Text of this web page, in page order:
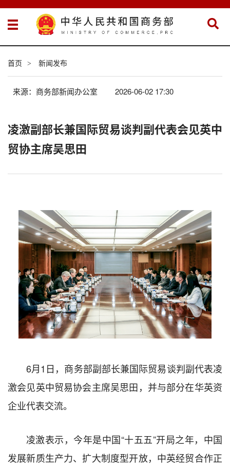
首页 > 新闻发布
来源：商务部新闻办公室 2026-06-02 17:30
凌激副部长兼国际贸易谈判副代表会见英中
贸协主席吴思田
6月1日，商务部副部长兼国际贸易谈判副代表凌
激会见英中贸易协会主席吴思田，并与部分在华英资
企业代表交流。
凌激表示，今年是中国“十五五”开局之年，中国
发展新质生产力、扩大制度型开放，中英经贸合作正